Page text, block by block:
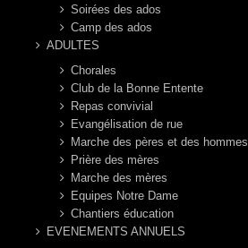
Soirées des ados
Camp des ados
ADULTES
Chorales
Club de la Bonne Entente
Repas convivial
Evangélisation de rue
Marche des pères et des hommes
Prière des mères
Marche des mères
Equipes Notre Dame
Chantiers éducation
EVENEMENTS ANNUELS